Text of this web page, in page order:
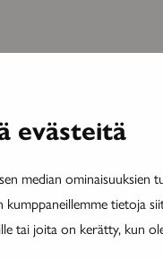
evästeitä
median ominaisuuksien
kumppaneillemme tietoja
tai joita on kerätty, kun